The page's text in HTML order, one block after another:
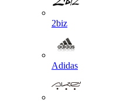
2biz
Adidas